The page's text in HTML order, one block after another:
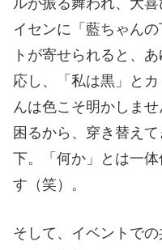
イセンに「藍ちゃん
トが寄せられると、
応し、「私は黒」と
んは色こそ明かしま
困るから、穿き替え
下。「何か」とは一
す（笑）。
そして、イベントで